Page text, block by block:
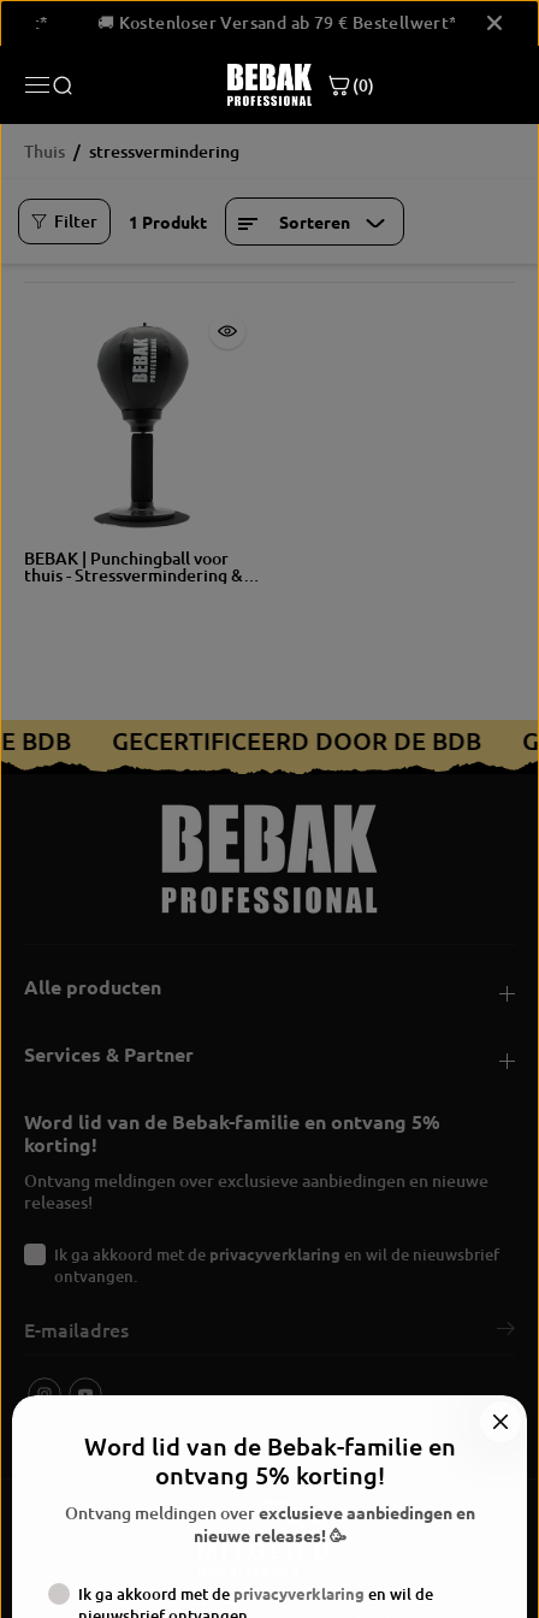
GA NAAR
INHOUD🚚 Kostenloser Versand ab 79 € Bestellwert*
(0)
Thuis stressvermindering
Filter 1 Produkt Sorteren
BEBAK | Punchingball voor
thuis - Stressvermindering &
bokstraining in je thuiskantoor
BDB GECERTIFICEERD DOOR DE BDB
Alle producten
Services & Partner
Word lid van de Bebak-familie en ontvang 5%
korting!
Ontvang meldingen over exclusieve aanbiedingen en nieuwe
releases!
Ik ga akkoord met de privacyverklaring en wil de nieuwsbrief
ontvangen.
BEBAK Boksen 2026
Word lid van de Bebak-familie en
ontvang 5% korting!
Ontvang meldingen overexclusieve aanbiedingen en
nieuwe releases! 🥳
Ik ga akkoord met de privacyverklaring en wil de